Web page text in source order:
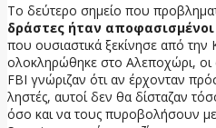
Το δεύτερο σημείο που
δράστες ήταν αποφασισμένοι
που ουσιαστικά ξεκίνησε από την
ολοκληρώθηκε στο Αλεποχώρι, οι
FBI γνώριζαν ότι αν έρχονταν
ληστές, αυτοί δεν θα δίσταζαν
όσο και να τους πυροβολήσουν